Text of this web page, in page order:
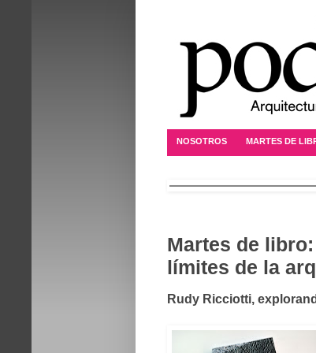
NOSOTROS MARTES DE
Martes de
límites de la
Rudy Ricciotti,